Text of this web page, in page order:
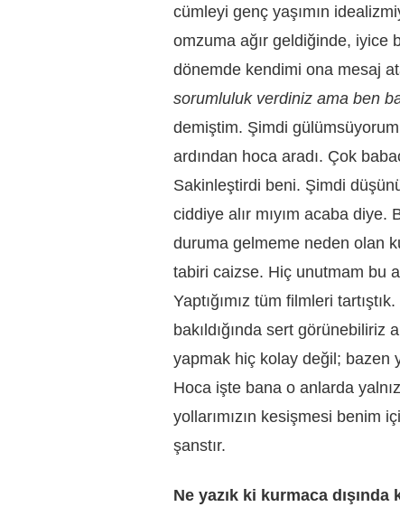
cümleyi genç yaşımın
omzuma ağır geldiğinde, iyice
dönemde kendimi ona mesaj
sorumluluk verdiniz ama ben
demiştim. Şimdi
ardından hoca aradı. Çok
Sakinleştirdi beni. Şimdi
ciddiye alır mıyım acaba
duruma gelmeme neden olan
tabiri caizse. Hiç unutmam bu
Yaptığımız tüm filmleri
bakıldığında sert görünebiliriz
yapmak hiç kolay değil; bazen
Hoca işte bana o anlarda
yollarımızın kesişmesi benim
şanstır.
Ne yazık ki kurmaca